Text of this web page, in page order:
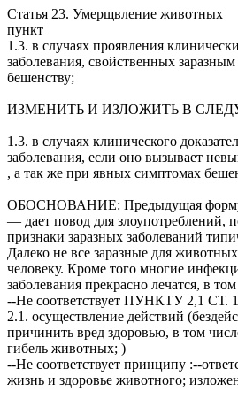
Статья 23. Умерщвление животных
пункт
1.3. в случаях проявления
заболевания, свойственных
бешенству;
ИЗМЕНИТЬ И ИЗЛОЖИТЬ В
1.3. в случаях клинического
заболевания, если оно вызывает
, а так же при явных симптомах
ОБОСНОВАНИЕ: Предыдущая
— дает повод для злоупотреблений,
признаки заразных заболеваний
Далеко не все заразные для
человеку. Кроме того многие
заболевания прекрасно лечатся, в
--Не соответствует ПУНКТУ 2,1 СТ.
2.1. осуществление действий
причинить вред здоровью, в том
гибель животных; )
--Не соответствует принципу :--
жизнь и здоровье животного;